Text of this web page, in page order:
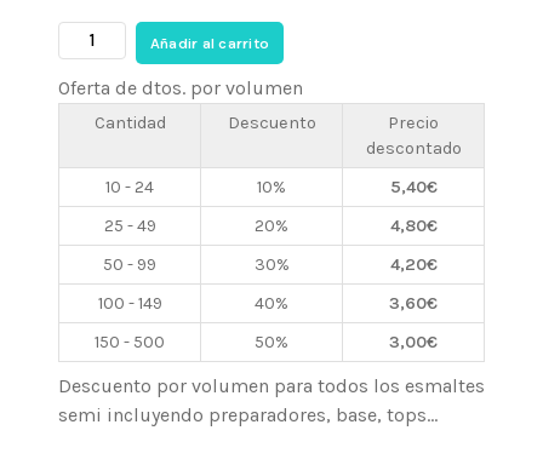
era:
6,00€.
es:
5,10€.
Esmalte
semi
Groseille
10ml,
Beautilux
cantidad
Añadir al carrito
Oferta de dtos. por volumen
Cantidad Descuento
Precio
descontado
10 - 24
10% 5,40€
25 - 49
20% 4,80€
50 - 99
30% 4,20€
100 - 149
40% 3,60€
150 - 500
50% 3,00€
Descuento por volumen para todos los esmaltes
semi incluyendo preparadores, base, tops...